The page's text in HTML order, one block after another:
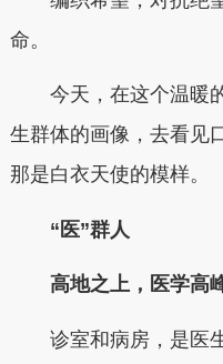
命。
今天，在这个温暖的
生群体的画像，去看
那是白衣天使的模样。
“医”群人
高地之上，医学高
诊室和病房，是医生